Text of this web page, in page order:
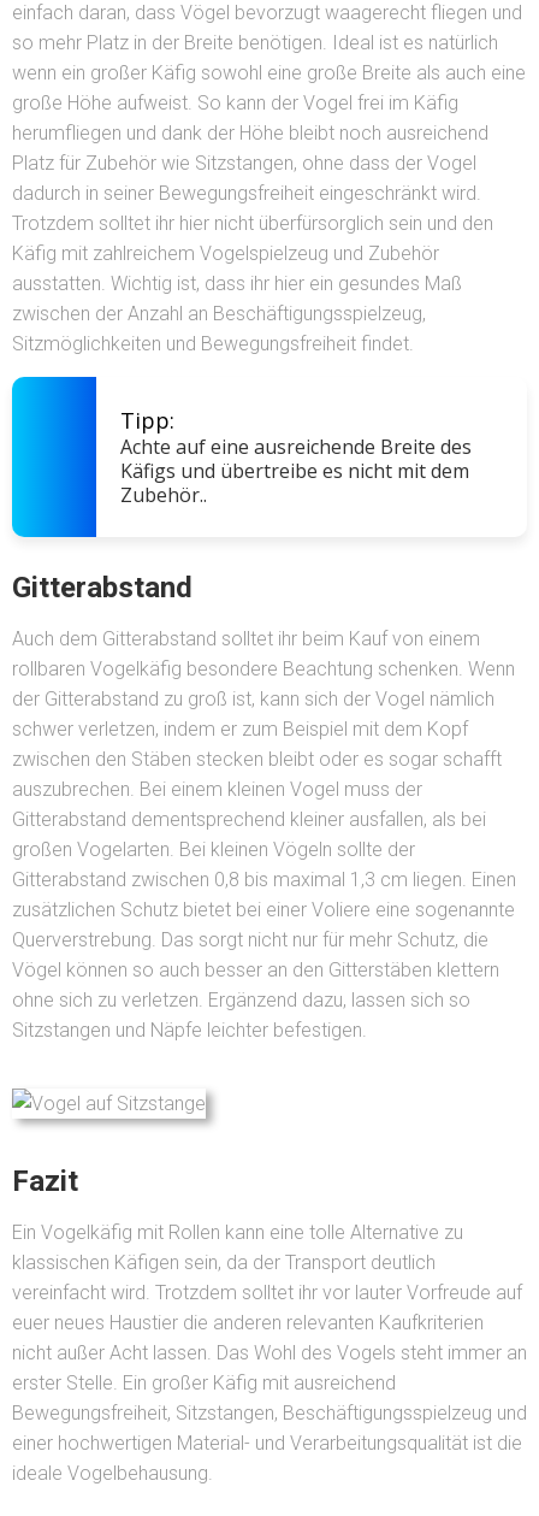
einfach daran, dass Vögel bevorzugt waagerecht fliegen und
so mehr Platz in der Breite benötigen. Ideal ist es natürlich
wenn ein großer Käfig sowohl eine große Breite als auch eine
große Höhe aufweist. So kann der Vogel frei im Käfig
herumfliegen und dank der Höhe bleibt noch ausreichend
Platz für Zubehör wie Sitzstangen, ohne dass der Vogel
dadurch in seiner Bewegungsfreiheit eingeschränkt wird.
Trotzdem solltet ihr hier nicht überfürsorglich sein und den
Käfig mit zahlreichem Vogelspielzeug und Zubehör
ausstatten. Wichtig ist, dass ihr hier ein gesundes Maß
zwischen der Anzahl an Beschäftigungsspielzeug,
Sitzmöglichkeiten und Bewegungsfreiheit findet.
Tipp:
Achte auf eine ausreichende Breite des
Käfigs und übertreibe es nicht mit dem
Zubehör..
Gitterabstand
Auch dem Gitterabstand solltet ihr beim Kauf von einem
rollbaren Vogelkäfig besondere Beachtung schenken. Wenn
der Gitterabstand zu groß ist, kann sich der Vogel nämlich
schwer verletzen, indem er zum Beispiel mit dem Kopf
zwischen den Stäben stecken bleibt oder es sogar schafft
auszubrechen. Bei einem kleinen Vogel muss der
Gitterabstand dementsprechend kleiner ausfallen, als bei
großen Vogelarten. Bei kleinen Vögeln sollte der
Gitterabstand zwischen 0,8 bis maximal 1,3 cm liegen. Einen
zusätzlichen Schutz bietet bei einer Voliere eine sogenannte
Querverstrebung. Das sorgt nicht nur für mehr Schutz, die
Vögel können so auch besser an den Gitterstäben klettern
ohne sich zu verletzen. Ergänzend dazu, lassen sich so
Sitzstangen und Näpfe leichter befestigen.
Fazit
Ein Vogelkäfig mit Rollen kann eine tolle Alternative zu
klassischen Käfigen sein, da der Transport deutlich
vereinfacht wird. Trotzdem solltet ihr vor lauter Vorfreude auf
euer neues Haustier die anderen relevanten Kaufkriterien
nicht außer Acht lassen. Das Wohl des Vogels steht immer an
erster Stelle. Ein großer Käfig mit ausreichend
Bewegungsfreiheit, Sitzstangen, Beschäftigungsspielzeug und
einer hochwertigen Material- und Verarbeitungsqualität ist die
ideale Vogelbehausung.